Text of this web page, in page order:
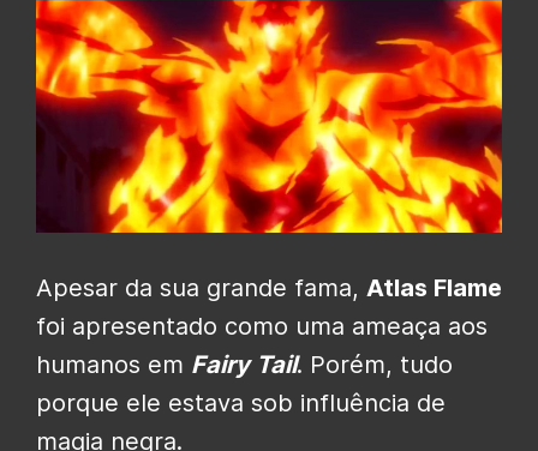
Apesar da sua grande fama, Atlas Flame
foi apresentado como uma ameaça aos
humanos em Fairy Tail. Porém, tudo
porque ele estava sob influência de
magia negra.